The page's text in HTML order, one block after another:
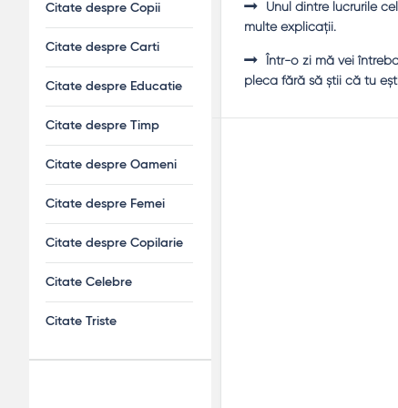
Unul dintre lucrurile
multe explicaţii.
Într-o zi mă vei
pleca fără să ştii că tu
Citate despre Copii
Citate despre Carti
Citate despre Educatie
Citate despre Timp
Citate despre Oameni
Citate despre Femei
Citate despre Copilarie
Citate Celebre
Citate Triste